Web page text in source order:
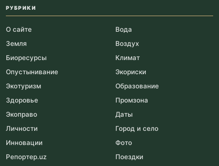
РУБРИКИ
О сайте
Вода
Земля
Воздух
Биоресурсы
Климат
Опустынивание
Экориски
Экотуризм
Образование
Здоровье
Промзона
Экоправо
Даты
Личности
Город и село
Инновации
Фото
Репортер.uz
Поездки